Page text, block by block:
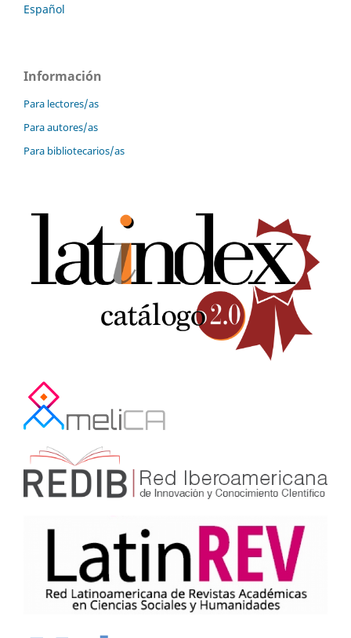
Español
Información
Para lectores/as
Para autores/as
Para bibliotecarios/as